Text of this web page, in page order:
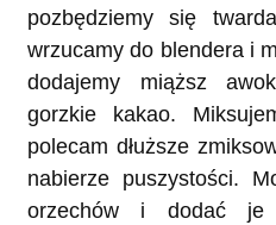
pozbędziemy się
wrzucamy do blendera i
dodajemy miąższ
gorzkie kakao.
polecam dłuższe
nabierze puszystości.
orzechów i dodać je